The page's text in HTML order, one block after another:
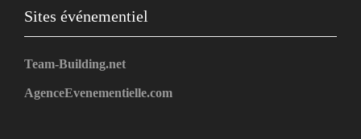
Sites événementiel
Team-Building.net
AgenceEvenementielle.com